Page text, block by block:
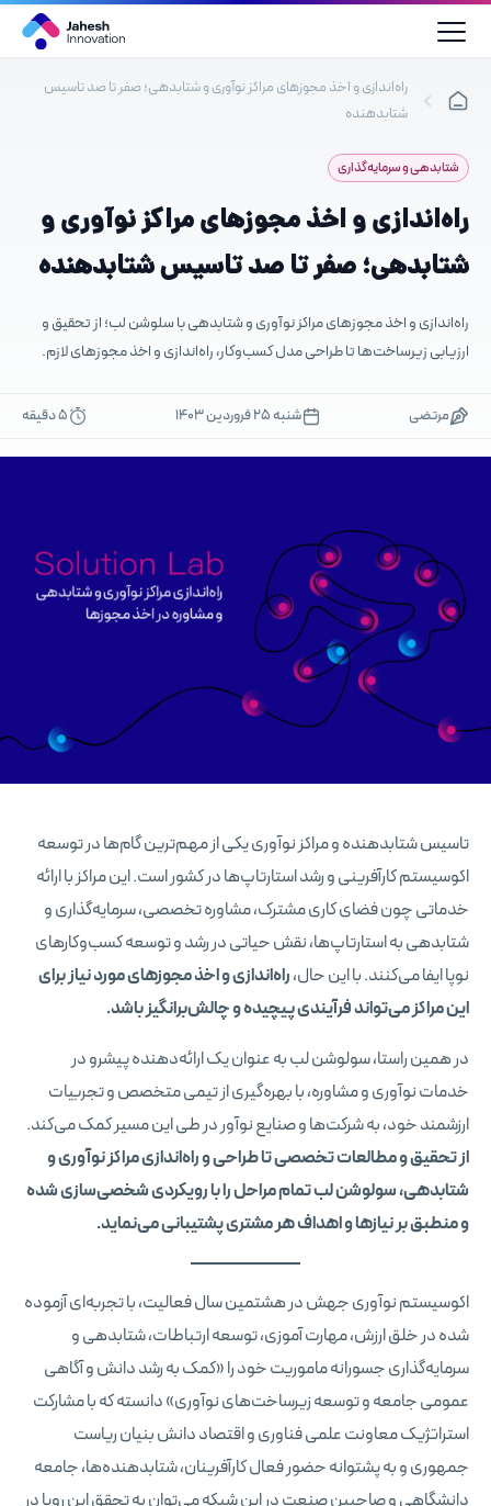
پرش
راه‌اندازی و اخذ مجوزهای مراکز نوآوری و شتابدهی؛ صفر تا صد تاسیس
شتابدهنده
شتابدهی و سرمایه‌گذاری
راه‌اندازی و اخذ مجوزهای مراکز نوآوری و
شتابدهی؛ صفر تا صد تاسیس شتابدهنده
مرتضی شنبه ۲۵ فروردین ۱۴۰۳ 5 دقیقه
راه‌اندازی و اخذ مجوزهای مراکز نوآوری و شتابدهی با سلوشن لب؛ از تحقیق و
ارزیابی زیرساخت‌ها تا طراحی مدل کسب‌وکار، راه‌اندازی و اخذ مجوزهای لازم.
تاسیس شتابدهنده و مراکز نوآوری یکی از مهم‌ترین گام‌ها در توسعه
اکوسیستم کارآفرینی و رشد استارتاپ‌ها در کشور است. این مراکز با ارائه
خدماتی چون فضای کاری مشترک، مشاوره تخصصی، سرمایه‌گذاری و
شتابدهی به استارتاپ‌ها، نقش حیاتی در رشد و توسعه کسب‌وکارهای
نوپا ایفا می‌کنند. با این حال،راه‌اندازی و اخذ مجوزهای مورد نیاز برای
این مراکز می‌تواند فرآیندی پیچیده و چالش‌برانگیز باشد.
در همین راستا، سولوشن لب به عنوان یک ارائه‌دهنده پیشرو در
خدمات نوآوری و مشاوره، با بهره‌گیری از تیمی متخصص و تجربیات
ارزشمند خود، به شرکت‌ها و صنایع نوآور در طی این مسیر کمک می‌کند.
از تحقیق و مطالعات تخصصی تا طراحی و راه‌اندازی مراکز نوآوری و
شتابدهی، سولوشن لب تمام مراحل را با رویکردی شخصی‌سازی شده
و منطبق بر نیازها و اهداف هر مشتری پشتیبانی می‌نماید.
اکوسیستم نوآوری جهش در هشتمین سال فعالیت، با تجربه‌ای آزموده
شده در خلق ارزش، مهارت آموزی، توسعه ارتباطات، شتابدهی و
سرمایه‌گذاری جسورانه ماموریت خود را «کمک به رشد دانش و آگاهی
عمومی جامعه و توسعه زیرساخت‌های نوآوری» دانسته که با مشارکت
استراتژیک معاونت علمی فناوری و اقتصاد دانش بنیان ریاست
جمهوری و به پشتوانه حضور فعال کارآفرینان، شتابدهنده‌ها، جامعه